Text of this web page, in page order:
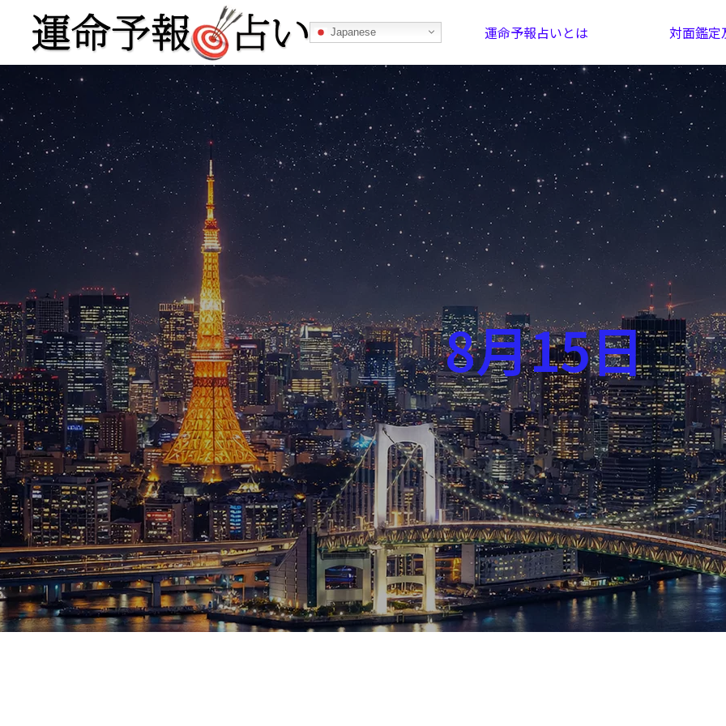
Japanese 運命予報占いとは 対面鑑定
運命予報占い
運命予報占いとは あなたの所属部屋を探そう！ 最恐の相性占い
記事カテゴリー
ブログ お知らせ 芸能界
スポーツ 競馬 社会
テニス四大大会・五輪
テニス四大大会・五輪
8月15日